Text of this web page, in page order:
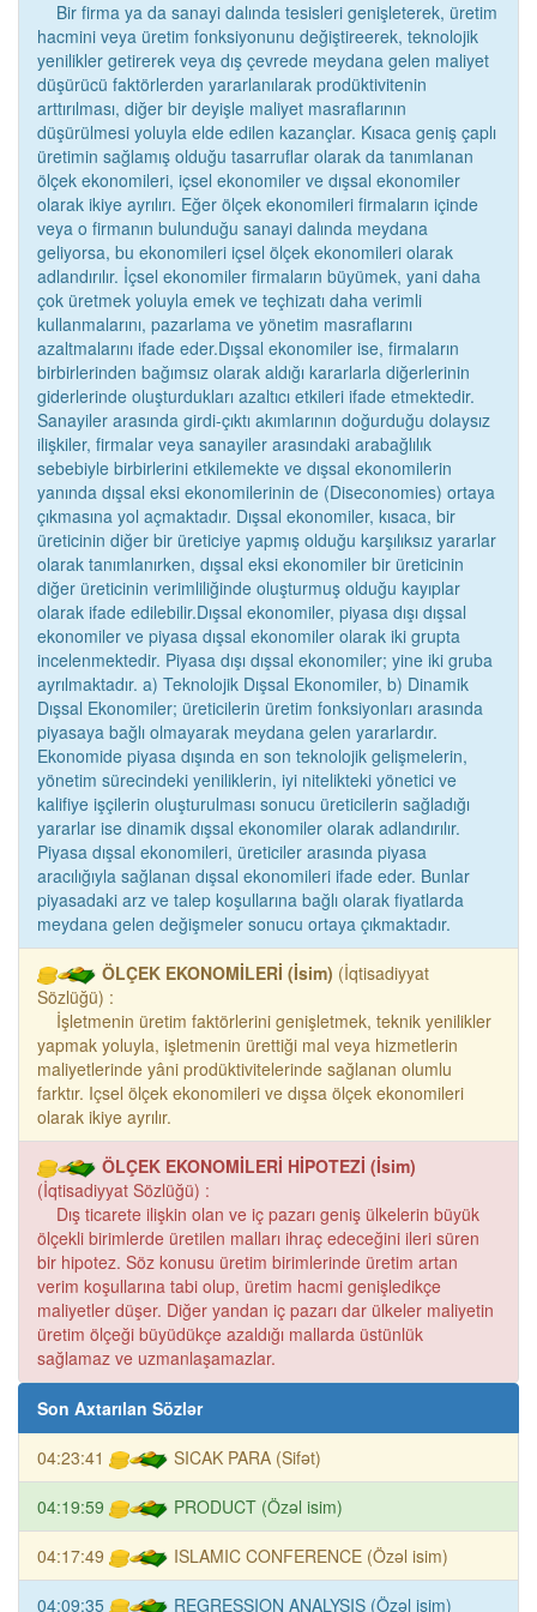
Bir firma ya da sanayi dalında tesisleri genişleterek, üretim
hacmini veya üretim fonksiyonunu değiştireerek, teknolojik
yenilikler getirerek veya dış çevrede meydana gelen maliyet
düşürücü faktörlerden yararlanılarak prodüktivitenin
arttırılması, diğer bir deyişle maliyet masraflarının
düşürülmesi yoluyla elde edilen kazançlar. Kısaca geniş çaplı
üretimin sağlamış olduğu tasarruflar olarak da tanımlanan
ölçek ekonomileri, içsel ekonomiler ve dışsal ekonomiler
olarak ikiye ayrılırı. Eğer ölçek ekonomileri firmaların içinde
veya o firmanın bulunduğu sanayi dalında meydana
geliyorsa, bu ekonomileri içsel ölçek ekonomileri olarak
adlandırılır. İçsel ekonomiler firmaların büyümek, yani daha
çok üretmek yoluyla emek ve teçhizatı daha verimli
kullanmalarını, pazarlama ve yönetim masraflarını
azaltmalarını ifade eder.Dışsal ekonomiler ise, firmaların
birbirlerinden bağımsız olarak aldığı kararlarla diğerlerinin
giderlerinde oluşturdukları azaltıcı etkileri ifade etmektedir.
Sanayiler arasında girdi-çıktı akımlarının doğurduğu dolaysız
ilişkiler, firmalar veya sanayiler arasındaki arabağlılık
sebebiyle birbirlerini etkilemekte ve dışsal ekonomilerin
yanında dışsal eksi ekonomilerinin de (Diseconomies) ortaya
çıkmasına yol açmaktadır. Dışsal ekonomiler, kısaca, bir
üreticinin diğer bir üreticiye yapmış olduğu karşılıksız yararlar
olarak tanımlanırken, dışsal eksi ekonomiler bir üreticinin
diğer üreticinin verimliliğinde oluşturmuş olduğu kayıplar
olarak ifade edilebilir.Dışsal ekonomiler, piyasa dışı dışsal
ekonomiler ve piyasa dışsal ekonomiler olarak iki grupta
incelenmektedir. Piyasa dışı dışsal ekonomiler; yine iki gruba
ayrılmaktadır. a) Teknolojik Dışsal Ekonomiler, b) Dinamik
Dışsal Ekonomiler; üreticilerin üretim fonksiyonları arasında
piyasaya bağlı olmayarak meydana gelen yararlardır.
Ekonomide piyasa dışında en son teknolojik gelişmelerin,
yönetim sürecindeki yeniliklerin, iyi nitelikteki yönetici ve
kalifiye işçilerin oluşturulması sonucu üreticilerin sağladığı
yararlar ise dinamik dışsal ekonomiler olarak adlandırılır.
Piyasa dışsal ekonomileri, üreticiler arasında piyasa
aracılığıyla sağlanan dışsal ekonomileri ifade eder. Bunlar
piyasadaki arz ve talep koşullarına bağlı olarak fiyatlarda
meydana gelen değişmeler sonucu ortaya çıkmaktadır.
ÖLÇEK EKONOMİLERİ (İsim) (İqtisadiyyat
Sözlüğü) :
İşletmenin üretim faktörlerini genişletmek, teknik yenilikler
yapmak yoluyla, işletmenin ürettiği mal veya hizmetlerin
maliyetlerinde yâni prodüktivitelerinde sağlanan olumlu
farktır. Içsel ölçek ekonomileri ve dışsa ölçek ekonomileri
olarak ikiye ayrılır.
ÖLÇEK EKONOMİLERİ HİPOTEZİ (İsim)
(İqtisadiyyat Sözlüğü) :
Dış ticarete ilişkin olan ve iç pazarı geniş ülkelerin büyük
ölçekli birimlerde üretilen malları ihraç edeceğini ileri süren
bir hipotez. Söz konusu üretim birimlerinde üretim artan
verim koşullarına tabi olup, üretim hacmi genişledikçe
maliyetler düşer. Diğer yandan iç pazarı dar ülkeler maliyetin
üretim ölçeği büyüdükçe azaldığı mallarda üstünlük
sağlamaz ve uzmanlaşamazlar.
Son Axtarılan Sözlər
04:23:41 SICAK PARA (Sifət)
04:19:59 PRODUCT (Özəl isim)
04:17:49 ISLAMIC CONFERENCE (Özəl isim)
04:09:35 REGRESSION ANALYSIS (Özəl isim)